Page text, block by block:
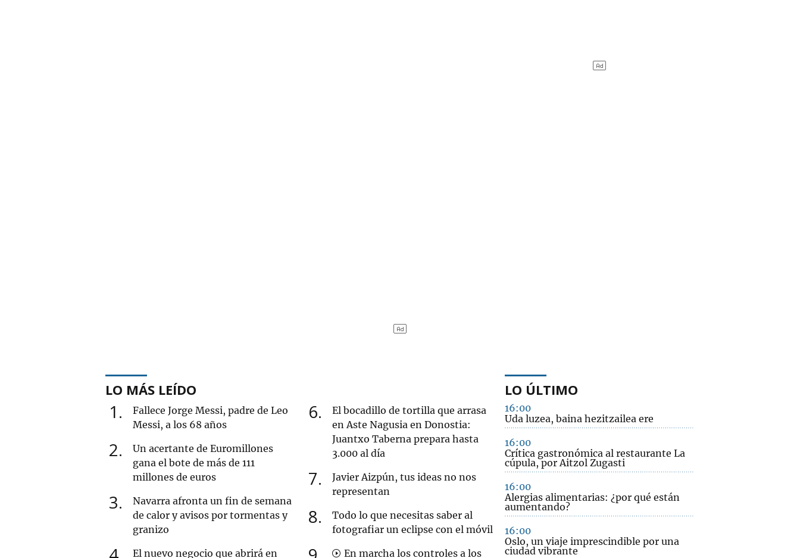
LO MÁS LEÍDO
1
Fallece Jorge Messi, padre de Leo
Messi, a los 68 años
2
Un acertante de Euromillones
gana el bote de más de 111
millones de euros
3
Navarra afronta un fin de semana
de calor y avisos por tormentas y
granizo
El nuevo negocio que abrirá en
6
El bocadillo de tortilla que arrasa
en Aste Nagusia en Donostia:
Juantxo Taberna prepara hasta
3.000 al día
7
Javier Aizpún, tus ideas no nos
representan
8
Todo lo que necesitas saber al
fotografiar un eclipse con el móvil
En marcha los controles a los
LO ÚLTIMO
16:00
Uda luzea, baina hezitzailea ere
16:00
Crítica gastronómica al restaurante La
cúpula, por Aitzol Zugasti
16:00
Alergias alimentarias: ¿por qué están
aumentando?
16:00
Oslo, un viaje imprescindible por una
ciudad vibrante